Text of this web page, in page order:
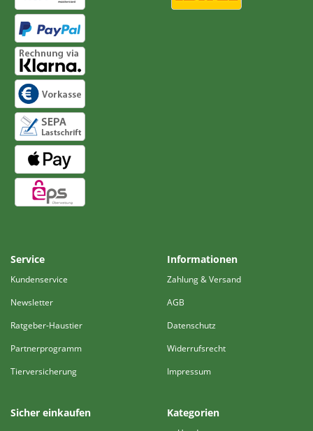
Service
Kundenservice
Newsletter
Ratgeber-Haustier
Partnerprogramm
Tierversicherung
Informationen
Zahlung & Versand
AGB
Datenschutz
Widerrufsrecht
Impressum
Sicher einkaufen Kategorien